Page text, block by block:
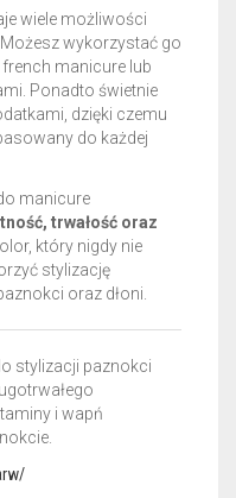
wiele możliwości
wykorzystać go
manicure lub
Ponadto świetnie
dzięki czemu
do każdej
manicure
trwałość oraz
który nigdy nie
stylizację
oraz dłoni.
stylizacji paznokci
i wapń